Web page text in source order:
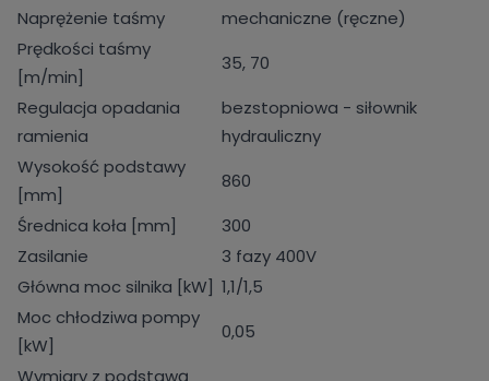
Naprężenie taśmy
mechaniczne (ręczne)
Prędkości taśmy
[m/min]
35, 70
Regulacja opadania
ramienia
bezstopniowa - siłownik
hydrauliczny
Wysokość podstawy
[mm]
860
Średnica koła [mm]
300
Zasilanie
3 fazy 400V
Główna moc silnika [kW] 1,1/1,5
Moc chłodziwa pompy
[kW]
0,05
Wymiary z podstawą